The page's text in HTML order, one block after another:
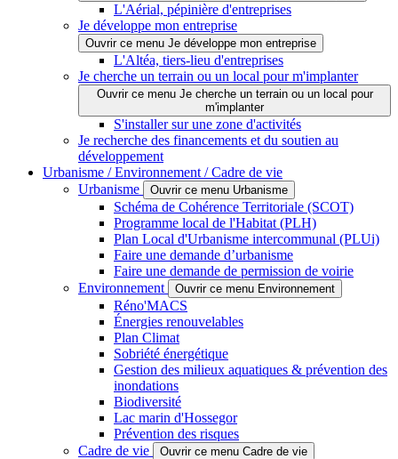
L'Aérial, pépinière d'entreprises
Je développe mon entreprise
Ouvrir ce menu Je développe mon entreprise
L'Altéa, tiers-lieu d'entreprises
Je cherche un terrain ou un local pour m'implanter
Ouvrir ce menu Je cherche un terrain ou un local pour
m'implanter
S'installer sur une zone d'activités
Je recherche des financements et du soutien au
développement
Urbanisme / Environnement / Cadre de vie
Urbanisme
Ouvrir ce menu Urbanisme
Schéma de Cohérence Territoriale (SCOT)
Programme local de l'Habitat (PLH)
Plan Local d'Urbanisme intercommunal (PLUi)
Faire une demande d’urbanisme
Faire une demande de permission de voirie
Environnement
Ouvrir ce menu Environnement
Réno'MACS
Énergies renouvelables
Plan Climat
Sobriété énergétique
Gestion des milieux aquatiques & prévention des
inondations
Biodiversité
Lac marin d'Hossegor
Prévention des risques
Cadre de vie
Ouvrir ce menu Cadre de vie